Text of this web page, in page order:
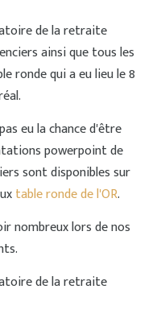
de la retraite
ainsi que tous les
ronde qui a eu lieu le 8
eu la chance d'être
powerpoint de
sont disponibles sur
table ronde de l'OR.
nombreux lors de nos
de la retraite